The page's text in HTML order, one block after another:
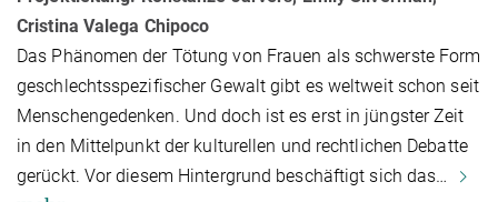
Cristina Valega Chipoco
Das Phänomen der Tötung von Frauen als schwerste Form
geschlechts­spezi­fi­scher Gewalt gibt es weltweit schon seit
Menschengedenken. Und doch ist es erst in jüngster Zeit
in den Mittelpunkt der kulturellen und rechtlichen Debatte
gerückt. Vor diesem Hintergrund beschäftigt sich das…